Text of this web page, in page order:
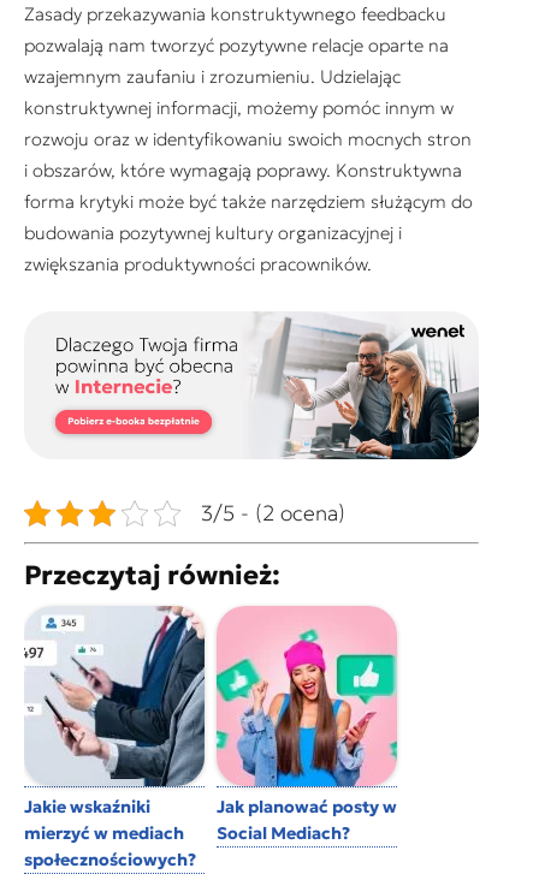
Zasady przekazywania konstruktywnego feedbacku
pozwalają nam tworzyć pozytywne relacje oparte na
wzajemnym zaufaniu i zrozumieniu. Udzielając
konstruktywnej informacji, możemy pomóc innym w
rozwoju oraz w identyfikowaniu swoich mocnych stron
i obszarów, które wymagają poprawy. Konstruktywna
forma krytyki może być także narzędziem służącym do
budowania pozytywnej kultury organizacyjnej i
zwiększania produktywności pracowników.
3/5 - (2 ocena)
Przeczytaj również:
Jakie wskaźniki
mierzyć w mediach
społecznościowych?
Jak planować posty w
Social Mediach?